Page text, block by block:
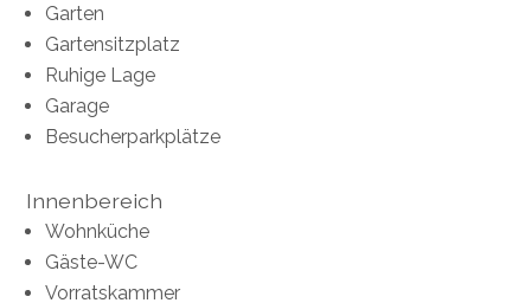
Garten
Gartensitzplatz
Ruhige Lage
Garage
Besucherparkplätze
Innenbereich
Wohnküche
Gäste-WC
Vorratskammer